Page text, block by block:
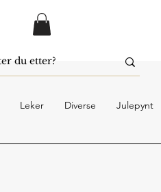
Leker Diverse Julepynt